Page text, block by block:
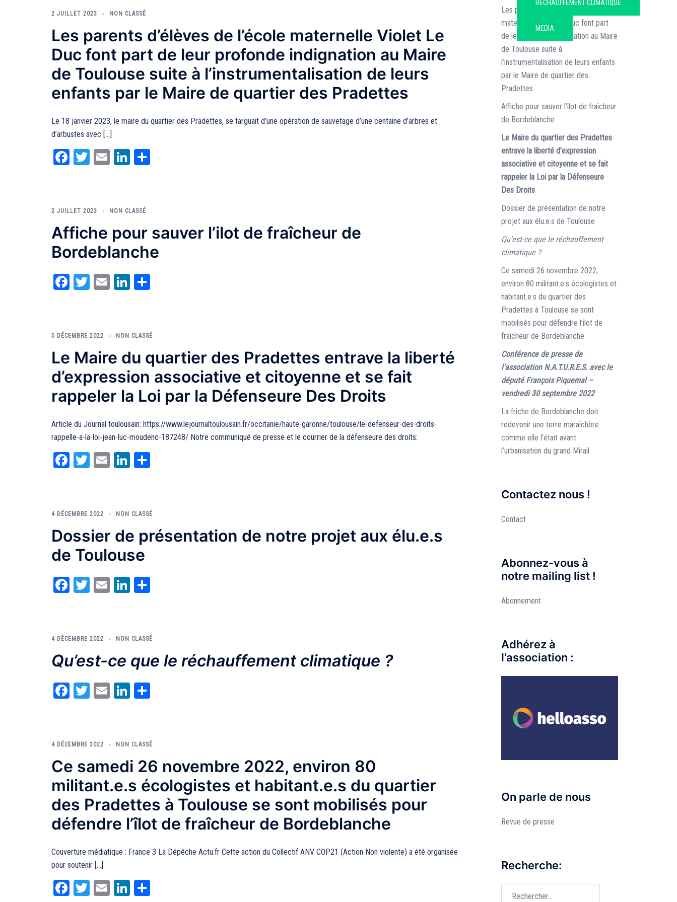
RÉCHAUFFEMENT CLIMATIQUE
MEDIA
2 JUILLET 2023 NON CLASSÉ
Les parents d’élèves de l’école maternelle Violet Le
Duc font part de leur profonde indignation au Maire
de Toulouse suite à l’instrumentalisation de leurs
enfants par le Maire de quartier des Pradettes
Le 18 janvier 2023, le maire du quartier des Pradettes, se targuait d’une opération de sauvetage d’une centaine d’arbres et
d’arbustes avec […]
Facebook
Twitter
EmailLinkedIn
2 JUILLET 2023 NON CLASSÉ
Affiche pour sauver l’ilot de fraîcheur de
Bordeblanche
Facebook
Twitter
EmailLinkedIn
5 DÉCEMBRE 2022 NON CLASSÉ
Le Maire du quartier des Pradettes entrave la liberté
d’expression associative et citoyenne et se fait
rappeler la Loi par la Défenseure Des Droits
Article du Journal toulousain: https://www.lejournaltoulousain.fr/occitanie/haute-garonne/toulouse/le-defenseur-des-droits-
rappelle-a-la-loi-jean-luc-moudenc-187248/ Notre communiqué de presse et le courrier de la défenseure des droits:
Facebook
Twitter
EmailLinkedIn
4 DÉCEMBRE 2022 NON CLASSÉ
Dossier de présentation de notre projet aux élu.e.s
de Toulouse
Facebook
Twitter
EmailLinkedIn
4 DÉCEMBRE 2022 NON CLASSÉ
Qu’est-ce que le réchauffement climatique ?
Facebook
Twitter
EmailLinkedIn
4 DÉCEMBRE 2022 NON CLASSÉ
Ce samedi 26 novembre 2022, environ 80
militant.e.s écologistes et habitant.e.s du quartier
des Pradettes à Toulouse se sont mobilisés pour
défendre l’îlot de fraîcheur de Bordeblanche
Couverture médiatique : France 3 La Dépêche Actu.fr Cette action du Collectif ANV COP21 (Action Non violente) a été organisée
pour soutenir […]
Facebook
Twitter
EmailLinkedIn
Les parents d’élèves de l’école
maternelle Violet Le Duc font part
de leur profonde indignation au Maire
de Toulouse suite à
l’instrumentalisation de leurs enfants
par le Maire de quartier des
Pradettes
Affiche pour sauver l’ilot de fraîcheur
de Bordeblanche
Le Maire du quartier des Pradettes
entrave la liberté d’expression
associative et citoyenne et se fait
rappeler la Loi par la Défenseure
Des Droits
Dossier de présentation de notre
projet aux élu.e.s de Toulouse
Qu’est-ce que le réchauffement
climatique ?
Ce samedi 26 novembre 2022,
environ 80 militant.e.s écologistes et
habitant.e.s du quartier des
Pradettes à Toulouse se sont
mobilisés pour défendre l’îlot de
fraîcheur de Bordeblanche
Conférence de presse de
l’association N.A.T.U.R.E.S. avec le
député François Piquemal –
vendredi 30 septembre 2022
La friche de Bordeblanche doit
redevenir une terre maraîchère
comme elle l’était avant
l’urbanisation du grand Mirail
Contactez nous !
Contact
Abonnez-vous à
notre mailing list !
Abonnement
Adhérez à
l’association :
On parle de nous
Revue de presse
Recherche: